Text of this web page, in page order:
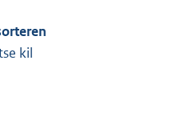
kil